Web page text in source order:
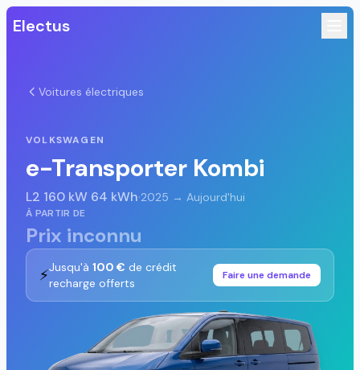
Electus
Voitures électriques
VOLKSWAGEN
e-Transporter Kombi
L2 160 kW 64 kWh·2025 → Aujourd'hui
À PARTIR DE
Prix inconnu
⚡Jusqu'à 100 € de crédit
recharge offerts
Faire une demande